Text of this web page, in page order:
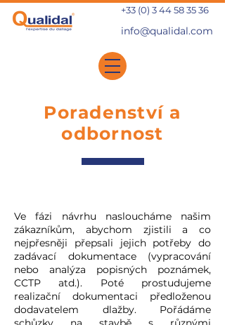
+33 (0) 3 44 58 35 36
info@qualidal.com
Poradenství a
odbornost
Ve fázi návrhu nasloucháme našim
zákazníkům, abychom zjistili a co
nejpřesněji přepsali jejich potřeby do
zadávací dokumentace (vypracování
nebo analýza popisných poznámek,
CCTP atd.). Poté prostudujeme
realizační dokumentaci předloženou
dodavatelem dlažby. Pořádáme